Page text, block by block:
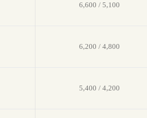
6,600 / 5,100
6,200 / 4,800
5,400 / 4,200